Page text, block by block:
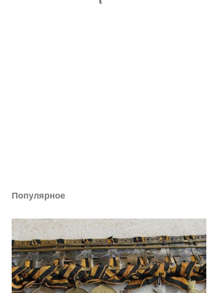
Популярное